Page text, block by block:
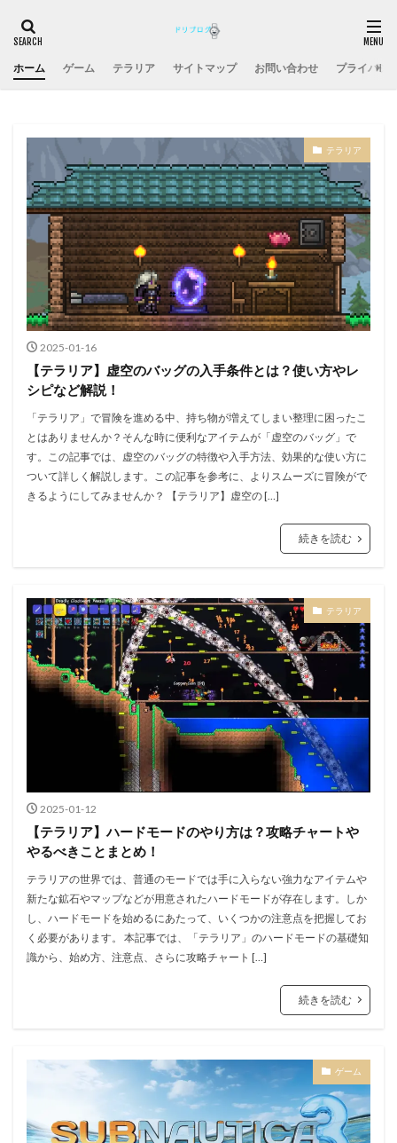
ホーム ゲーム テラリア サイトマップ お問い合わせ プライバシ
テラリア
2025-01-16
【テラリア】虚空のバッグの入手条件とは？使い方やレ
シピなど解説！
「テラリア」で冒険を進める中、持ち物が増えてしまい整理に困ったこ
とはありませんか？そんな時に便利なアイテムが「虚空のバッグ」で
す。この記事では、虚空のバッグの特徴や入手方法、効果的な使い方に
ついて詳しく解説します。この記事を参考に、よりスムーズに冒険がで
きるようにしてみませんか？ 【テラリア】虚空の […]
続きを読む
テラリア
2025-01-12
【テラリア】ハードモードのやり方は？攻略チャートや
やるべきことまとめ！
テラリアの世界では、普通のモードでは手に入らない強力なアイテムや
新たな鉱石やマップなどが用意されたハードモードが存在します。しか
し、ハードモードを始めるにあたって、いくつかの注意点を把握してお
く必要があります。 本記事では、「テラリア」のハードモードの基礎知
識から、始め方、注意点、さらに攻略チャート […]
続きを読む
ゲーム